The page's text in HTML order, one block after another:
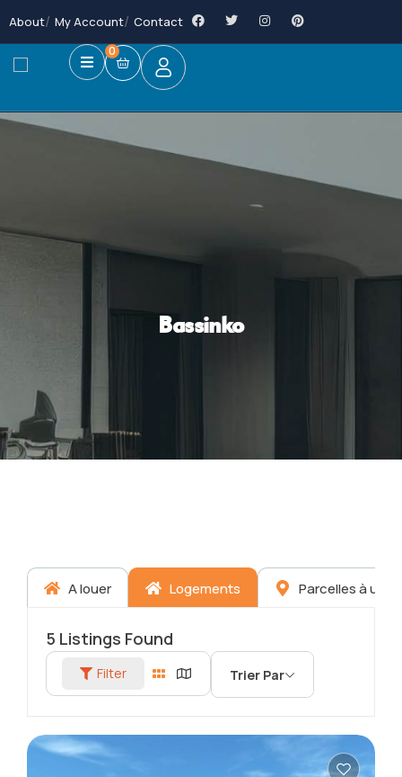
About My Account Contact
0
Bassinko
A louer Logements Parcelles à
5 Listings Found
Filter Trier Par